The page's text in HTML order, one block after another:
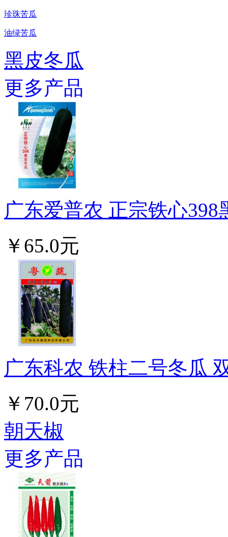
珍珠苦瓜
油绿苦瓜
黑皮冬瓜
更多产品
广东爱普农 正宗铁心
￥65.0元
广东科农 铁柱二号冬瓜
￥70.0元
朝天椒
更多产品